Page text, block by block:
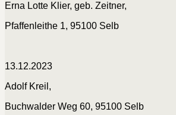
Erna Lotte Klier, geb. Zeitner,
Pfaffenleithe 1, 95100 Selb
13.12.2023
Adolf Kreil,
Buchwalder Weg 60, 95100 Selb